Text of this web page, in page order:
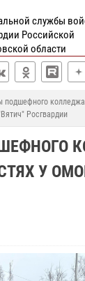
службы
Российской
области
подшефного
Росгвардии
У